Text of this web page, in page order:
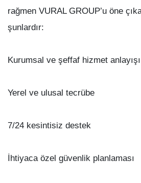
rağmen VURAL GROUP’u öne
şunlardır:
Kurumsal ve şeffaf hizmet anlayışı
Yerel ve ulusal tecrübe
7/24 kesintisiz destek
İhtiyaca özel güvenlik planlaması